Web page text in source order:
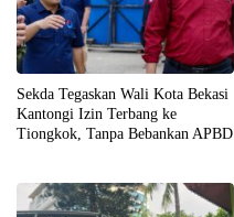
Sekda Tegaskan Wali Kota Bekasi
Kantongi Izin Terbang ke
Tiongkok, Tanpa Bebankan APBD